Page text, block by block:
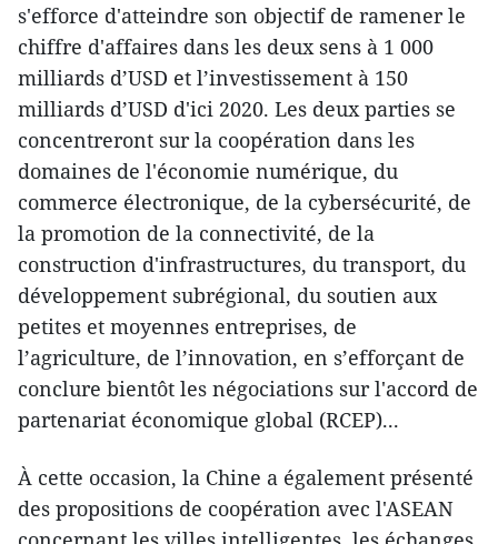
s'efforce d'atteindre son objectif de ramener le
chiffre d'affaires dans les deux sens à 1 000
milliards d’USD et l’investissement à 150
milliards d’USD d'ici 2020. Les deux parties se
concentreront sur la coopération dans les
domaines de l'économie numérique, du
commerce électronique, de la cybersécurité, de
la promotion de la connectivité, de la
construction d'infrastructures, du transport, du
développement subrégional, du soutien aux
petites et moyennes entreprises, de
l’agriculture, de l’innovation, en s’efforçant de
conclure bientôt les négociations sur l'accord de
partenariat économique global (RCEP)...
À cette occasion, la Chine a également présenté
des propositions de coopération avec l'ASEAN